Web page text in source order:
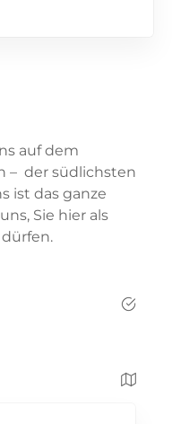
auf dem
– der südlichsten
ist das ganze
Sie hier als